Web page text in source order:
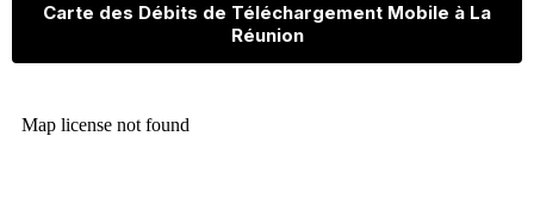
Carte des Débits de Téléchargement Mobile à La
Réunion